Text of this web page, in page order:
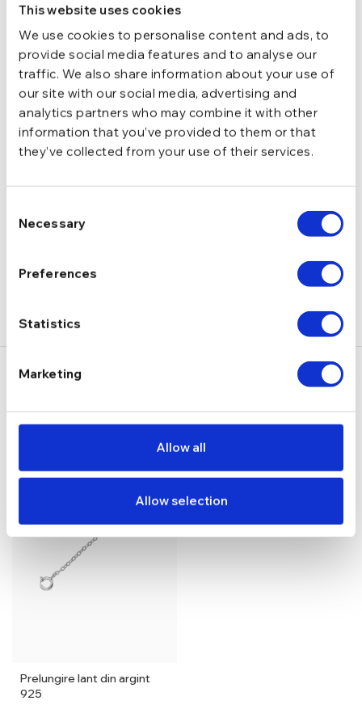
This website uses cookies
We use cookies to personalise content and ads, to
provide social media features and to analyse our
traffic. We also share information about your use of
our site with our social media, advertising and
analytics partners who may combine it with other
information that you’ve provided to them or that
they’ve collected from your use of their services.
Selection
Necessary
Preferences
Statistics
Marketing
Allow all
Allow selection
GREUTATE 2.06 g
INCHIDERE
PIETRE zirconiu
RECENZII
S-ar putea să-ți placă și…
Prelungire lant din argint
925